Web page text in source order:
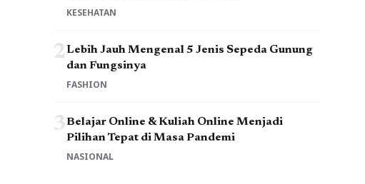
KESEHATAN
2Lebih Jauh Mengenal 5 Jenis Sepeda Gunung
dan Fungsinya
FASHION
3Belajar Online & Kuliah Online Menjadi
Pilihan Tepat di Masa Pandemi
NASIONAL